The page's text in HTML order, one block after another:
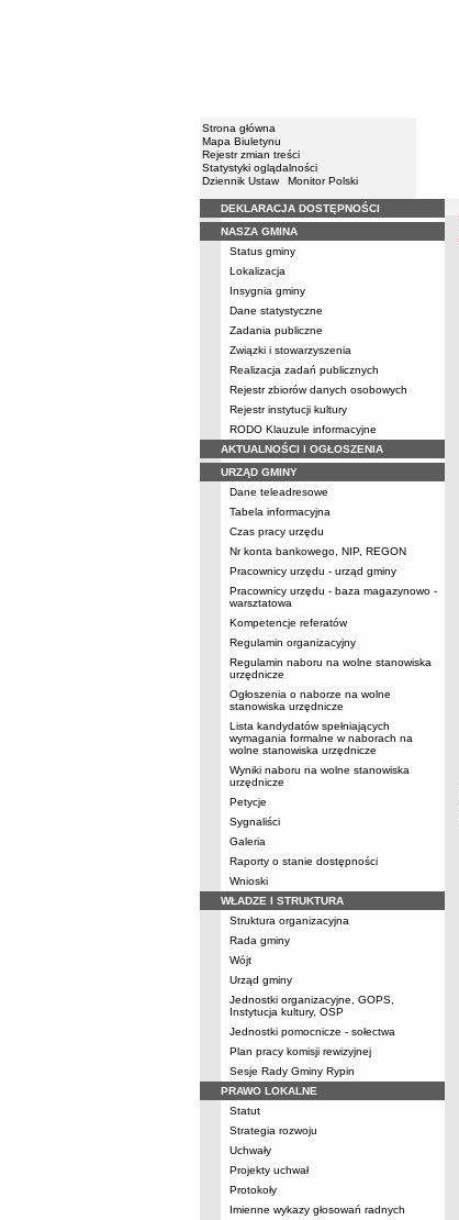
Strona główna
Mapa Biuletynu
Rejestr zmian treści
Statystyki oglądalności
Dziennik Ustaw
Monitor Polski
Menu
DEKLARACJA DOSTĘPNOŚCI
NASZA GMINA
Status gminy
Lokalizacja
Insygnia gminy
Dane statystyczne
Zadania publiczne
Związki i stowarzyszenia
Realizacja zadań publicznych
Rejestr zbiorów danych osobowych
Rejestr instytucji kultury
RODO Klauzule informacyjne
AKTUALNOŚCI I OGŁOSZENIA
URZĄD GMINY
Dane teleadresowe
Tabela informacyjna
Czas pracy urzędu
Nr konta bankowego, NIP, REGON
Pracownicy urzędu - urząd gminy
Pracownicy urzędu - baza magazynowo -
warsztatowa
Kompetencje referatów
Regulamin organizacyjny
Regulamin naboru na wolne stanowiska
urzędnicze
Ogłoszenia o naborze na wolne
stanowiska urzędnicze
Lista kandydatów spełniających
wymagania formalne w naborach na
wolne stanowiska urzędnicze
Wyniki naboru na wolne stanowiska
urzędnicze
Petycje
Sygnaliści
Galeria
Raporty o stanie dostępności
Wnioski
WŁADZE I STRUKTURA
Struktura organizacyjna
Rada gminy
Wójt
Urząd gminy
Jednostki organizacyjne, GOPS,
Instytucja kultury, OSP
Jednostki pomocnicze - sołectwa
Plan pracy komisji rewizyjnej
Sesje Rady Gminy Rypin
PRAWO LOKALNE
Statut
Strategia rozwoju
Uchwały
Projekty uchwał
Protokoły
Imienne wykazy głosowań radnych